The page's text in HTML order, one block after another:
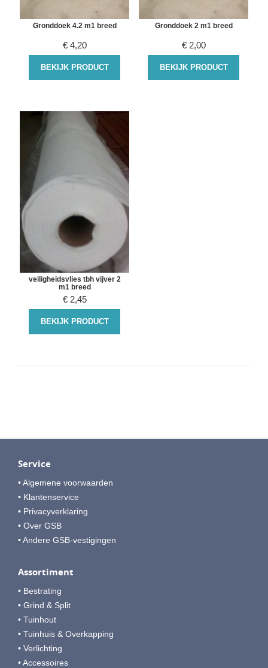
Gronddoek 4.2 m1 breed
€ 4,20
BEKIJK PRODUCT
Gronddoek 2 m1 breed
€ 2,00
BEKIJK PRODUCT
veiligheidsvlies tbh vijver 2
m1 breed
€ 2,45
BEKIJK PRODUCT
Service
• Algemene voorwaarden
• Klantenservice
• Privacyverklaring
• Over GSB
• Andere GSB-vestigingen
Assortiment
• Bestrating
• Grind & Split
• Tuinhout
• Tuinhuis & Overkapping
• Verlichting
• Accessoires